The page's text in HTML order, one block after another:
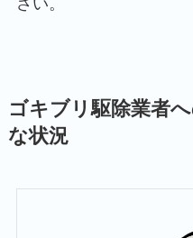
ゴキブリ駆除業者
な状況